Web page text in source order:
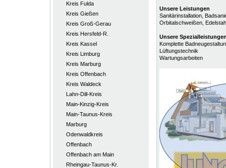
Kreis Fulda
Kreis Gießen
Kreis Groß-Gerau
Kreis Hersfeld-R.
Kreis Kassel
Kreis Limburg
Kreis Marburg
Kreis Offenbach
Kreis Waldeck
Lahn-Dill-Kreis
Main-Kinzig-Kreis
Main-Taunus-Kreis
Marburg
Odenwaldkreis
Offenbach
Offenbach am Main
Rheingau-Taunus-Kr.
Unsere Leistungen
Sanitärinstallation,
Orbitalschweißen,
Unsere
Komplette
Lüftungstechnik
Wartungsarbeiten